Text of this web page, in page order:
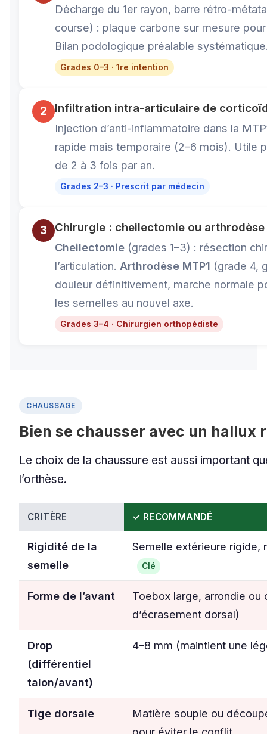
Décharge du 1er rayon, barre rétro-
course) : plaque carbone sur mesure
Bilan podologique préalable
Grades 0–3 · 1re intention
2 Infiltration intra-articulaire de
Injection d’anti-inflammatoire dans la
rapide mais temporaire (2–6 mois). Utile
de 2 à 3 fois par an.
Grades 2–3 · Prescrit par médecin
3 Chirurgie : cheilectomie ou arthrodèse
Cheilectomie (grades 1–3) : résection
l’articulation. Arthrodèse MTP1 (grade 4,
douleur définitivement, marche normale
les semelles au nouvel axe.
Grades 3–4 · Chirurgien orthopédiste
CHAUSSAGE
Bien se chausser avec un hallux
Le choix de la chaussure est aussi important
l’orthèse.
CRITÈRE ✓ RECOMMANDÉ
Rigidité de la
semelle
Semelle extérieure rigide,
Clé
Forme de l’avant
Toebox large, arrondie
d’écrasement dorsal)
Drop
(différentiel
talon/avant)
4–8 mm (maintient une
Tige dorsale
Matière souple ou